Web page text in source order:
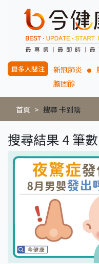
最多人關注 新冠肺炎
膽固醇
首頁 搜尋 卡到陰
搜尋結果 4 筆數